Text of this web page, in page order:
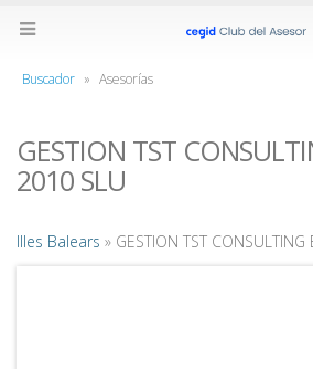
Buscador » Asesorías
GESTION TST
2010 SLU
Illes Balears » GESTION TST CONSULTING